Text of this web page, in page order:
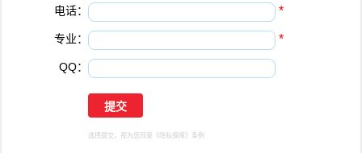
电话： *
专业： *
QQ：
选择提交，视为您同意 《隐私保障》 条例